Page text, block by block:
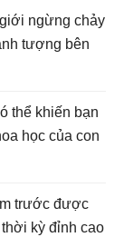
ngừng chảy
tượng bên
thể khiến bạn
học của con
trước được
kỳ đỉnh cao